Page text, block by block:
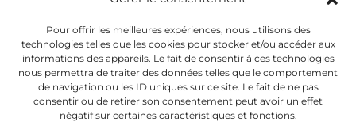
Pour offrir les meilleures expériences, nous utilisons des
technologies telles que les cookies pour stocker et/ou accéder aux
informations des appareils. Le fait de consentir à ces technologies
nous permettra de traiter des données telles que le comportement
de navigation ou les ID uniques sur ce site. Le fait de ne pas
consentir ou de retirer son consentement peut avoir un effet
négatif sur certaines caractéristiques et fonctions.
Auxence
18 Rue des Coquelicots
44110 Louisfert
France